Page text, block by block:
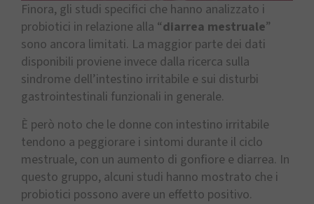
Finora, gli studi specifici che hanno analizzato i
probiotici in relazione alla “diarrea mestruale”
sono ancora limitati. La maggior parte dei dati
disponibili proviene invece dalla ricerca sulla
sindrome dell’intestino irritabile e sui disturbi
gastrointestinali funzionali in generale.
È però noto che le donne con intestino irritabile
tendono a peggiorare i sintomi durante il ciclo
mestruale, con un aumento di gonfiore e diarrea. In
questo gruppo, alcuni studi hanno mostrato che i
probiotici possono avere un effetto positivo.